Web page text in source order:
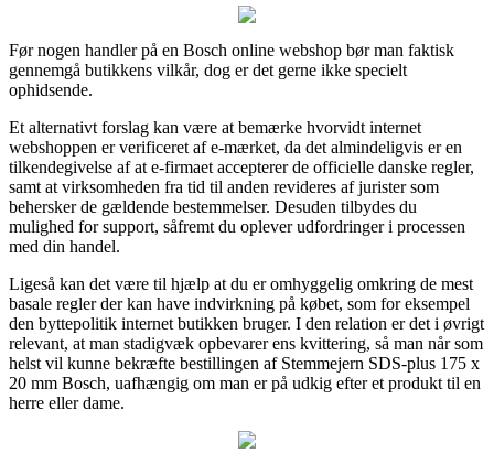
Før nogen handler på en Bosch online webshop bør man faktisk
gennemgå butikkens vilkår, dog er det gerne ikke specielt
ophidsende.
Et alternativt forslag kan være at bemærke hvorvidt internet
webshoppen er verificeret af e-mærket, da det almindeligvis er en
tilkendegivelse af at e-firmaet accepterer de officielle danske regler,
samt at virksomheden fra tid til anden revideres af jurister som
behersker de gældende bestemmelser. Desuden tilbydes du
mulighed for support, såfremt du oplever udfordringer i processen
med din handel.
Ligeså kan det være til hjælp at du er omhyggelig omkring de mest
basale regler der kan have indvirkning på købet, som for eksempel
den byttepolitik internet butikken bruger. I den relation er det i øvrigt
relevant, at man stadigvæk opbevarer ens kvittering, så man når som
helst vil kunne bekræfte bestillingen af Stemmejern SDS-plus 175 x
20 mm Bosch, uafhængig om man er på udkig efter et produkt til en
herre eller dame.